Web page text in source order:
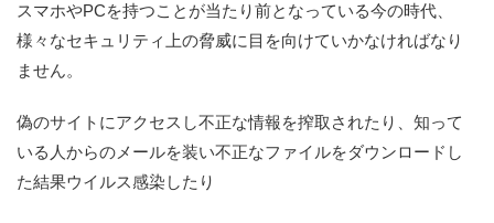
スマホやPCを持つことが当たり前となっている今の時代、
様々なセキュリティ上の脅威に目を向けていかなければなり
ません。
偽のサイトにアクセスし不正な情報を搾取されたり、知って
いる人からのメールを装い不正なファイルをダウンロードし
た結果ウイルス感染したり